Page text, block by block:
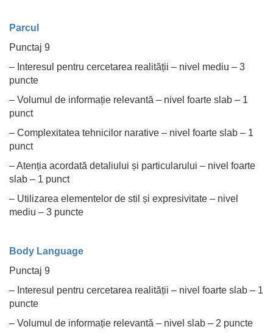
Parcul
Punctaj 9
– Interesul pentru cercetarea realității – nivel mediu – 3
puncte
– Volumul de informație relevantă – nivel foarte slab – 1
punct
– Complexitatea tehnicilor narative – nivel foarte slab – 1
punct
– Atenția acordată detaliului și particularului – nivel foarte
slab – 1 punct
– Utilizarea elementelor de stil și expresivitate – nivel
mediu – 3 puncte
Body Language
Punctaj 9
– Interesul pentru cercetarea realității – nivel foarte slab – 1
puncte
– Volumul de informație relevantă – nivel slab – 2 puncte